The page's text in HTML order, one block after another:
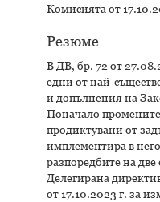
Комисията от
Резюме
В ДВ, бр. 72 от
едни от най-
и допълнения на
Поначало
продиктувани от
имплементира в
разпоредбите на
Делегирана
от 17.10.2023 г. за